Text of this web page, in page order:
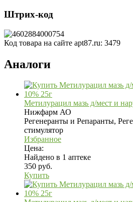
Штрих-код
Код товара на сайте apt87.ru: 3479
Аналоги
Метилурацил мазь д/мест и
Нижфарм АО
Регенеранты и Репаранты,
стимулятор
Избранное
Цена:
Найдено в 1 аптеке
350 руб.
Купить